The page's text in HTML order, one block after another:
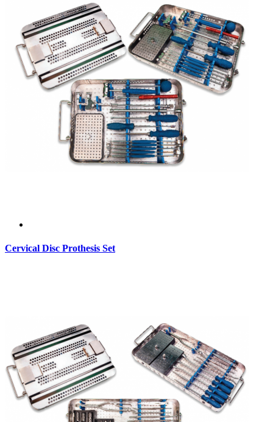
Cervical Disc Prothesis Set